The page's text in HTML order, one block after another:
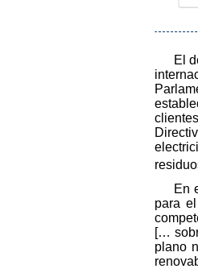
El
En
para
[…
plano